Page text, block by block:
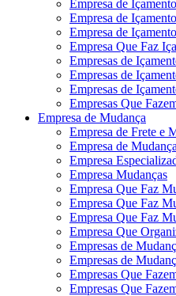
Empresa de
Empresa de
Empresa de
Empresa Que Faz
Empresas de
Empresas de
Empresas de
Empresas Que
Empresa de Mudança
Empresa de Frete e
Empresa de
Empresa
Empresa Mudanças
Empresa Que Faz
Empresa Que Faz
Empresa Que Faz
Empresa Que
Empresas de
Empresas de
Empresas Que
Empresas Que